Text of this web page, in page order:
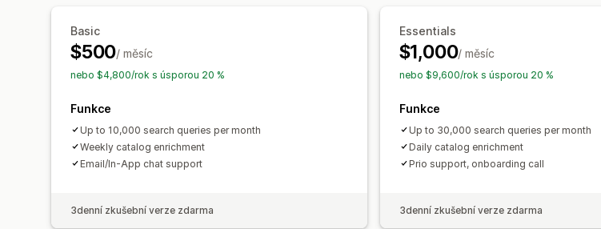
Responzivní
Analytika
Přehledy pomocí AI
Basic
$500/ měsíc
nebo $4,800/rok s úsporou 20 %
Funkce
Up to 10,000 search queries per month
Weekly catalog enrichment
Email/In-App chat support
3denní zkušební verze zdarma
Essentials
$1,000/ měsíc
nebo $9,600/rok s úsporou 20 %
Funkce
Up to 30,000 search queries per month
Daily catalog enrichment
Prio support, onboarding call
3denní zkušební verze zdarma